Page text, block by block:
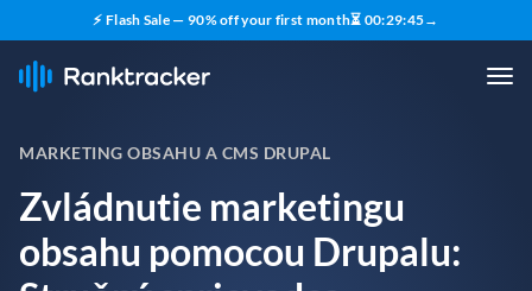
⚡ Flash Sale — 90% off your first month⏳ 00:29:43→
MARKETING OBSAHU A CMS DRUPAL
Zvládnutie marketingu
obsahu pomocou Drupalu: